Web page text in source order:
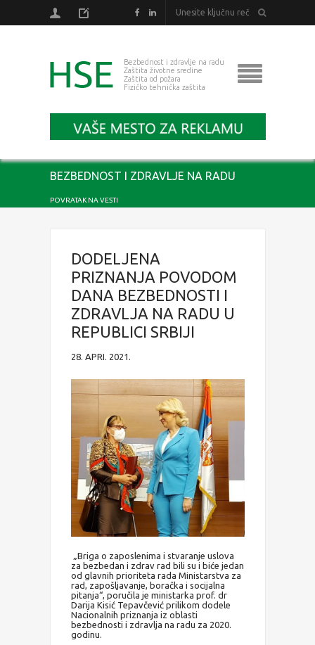
Bezbednost i zdravlje na radu
Zaštita životne sredine
Zaštita od požara
Fizičko tehnička zaštita
BEZBEDNOST I ZDRAVLJE NA RADU
POVRATAK NA VESTI
DODELJENA
PRIZNANJA POVODOM
DANA BEZBEDNOSTI I
ZDRAVLJA NA RADU U
REPUBLICI SRBIJI
28. APRI. 2021.
„Briga o zaposlenima i stvaranje uslova
za bezbedan i zdrav rad bili su i biće jedan
od glavnih prioriteta rada Ministarstva za
rad, zapošljavanje, boračka i socijalna
pitanja“, poručila je ministarka prof. dr
Darija Kisić Tepavčević prilikom dodele
Nacionalnih priznanja iz oblasti
bezbednosti i zdravlja na radu za 2020.
godinu.